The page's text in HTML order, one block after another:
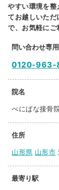
やすい環境を整
てお越しいただ
で、お気軽にご
問い合わせ専用
0120-963-
院名
べにばな接骨
住所
山形県 山形市
最寄り駅